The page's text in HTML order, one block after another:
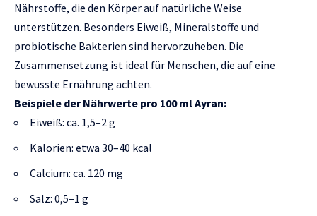
Nährstoffe, die den Körper auf natürliche Weise
unterstützen. Besonders Eiweiß, Mineralstoffe und
probiotische Bakterien sind hervorzuheben. Die
Zusammensetzung ist ideal für Menschen, die auf eine
bewusste Ernährung achten.
Beispiele der Nährwerte pro 100 ml Ayran:
Eiweiß: ca. 1,5–2 g
Kalorien: etwa 30–40 kcal
Calcium: ca. 120 mg
Salz: 0,5–1 g